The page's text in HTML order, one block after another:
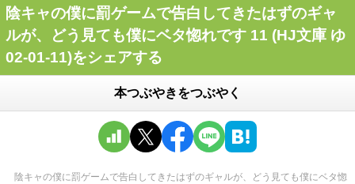
陰キャの僕に罰ゲームで告白してきたはずのギャ
ルが、どう見ても僕にベタ惚れです 11 (HJ文庫 ゆ
02-01-11)をシェアする
本つぶやきをつぶやく
陰キャの僕に罰ゲームで告白してきたはずのギャルが、どう見ても僕にベタ惚